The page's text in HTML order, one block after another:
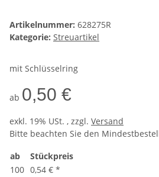
Artikelnummer: 628275R
Kategorie: Streuartikel
mit Schlüsselring
ab 0,50 €
exkl. 19% USt. , zzgl. Versand
Bitte beachten Sie den
ab
Stückpreis
100 0,54 € *